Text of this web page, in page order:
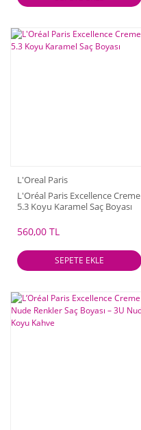
L'Oreal Paris
L'Oréal Paris Excellence Creme
5.3 Koyu Karamel Saç Boyası
560,00 TL
SEPETE EKLE